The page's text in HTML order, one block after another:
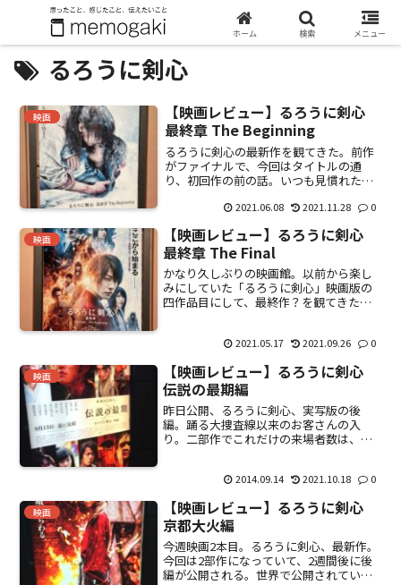
るろうに剣心
映画
【映画レビュー】るろうに剣心
最終章 The Beginning
るろうに剣心の最新作を観てきた。前作
がファイナルで、今回はタイトルの通
り、初回作の前の話。いつも見慣れた逆
の話なので、切られた時の残虐さという
元々が過去の話なのに、更に...
2021.06.08 2021.11.28 0
映画
【映画レビュー】るろうに剣心
最終章 The Final
かなり久しぶりの映画館。以前から楽し
みにしていた「るろうに剣心」映画版の
四作品目にして、最終作？を観てきた。
かった印象。（そういえば、イケメン勢
2021.05.17 2021.09.26 0
映画
【映画レビュー】るろうに剣心
伝説の最期編
昨日公開、るろうに剣心、実写版の後
編。踊る大捜査線以来のお客さんの入
り。二部作でこれだけの来場者数は、か
ころどころで、過去を振り返るシーンが
2014.09.14 2021.10.18 0
映画
【映画レビュー】るろうに剣心
京都大火編
今週映画2本目。るろうに剣心、最新作。
今回は2部作になっていて、2週間後に後
編が公開される。世界で公開されてい
ホーム 検索 メニュー